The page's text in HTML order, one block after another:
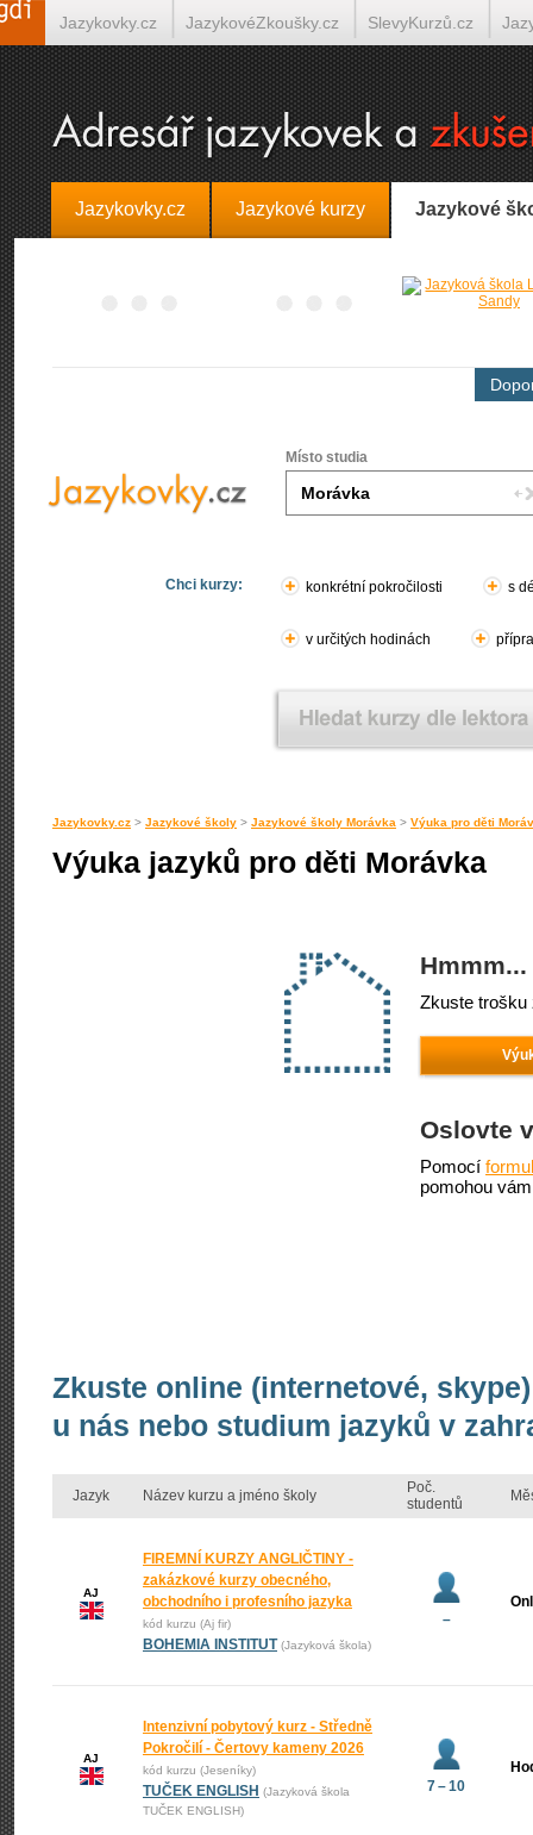
Jazykovky.cz Jazykové kurzy Jazykové
Místo studia
Chci kurzy: konkrétní pokročilosti s
v určitých hodinách
Jazykovky.cz > Jazykové školy > Jazykové školy Morávka > Výuka pro děti
Výuka jazyků pro děti Morávka
Zkuste trošku
Oslovte
Pomocí
pomohou
Zkuste online (internetové,
u nás nebo studium jazyků v
Jazyk Název kurzu a jméno školy
Poč.
studentů
AJ
FIREMNÍ KURZY ANGLIČTINY -
zakázkové kurzy obecného,
obchodního i profesního jazyka
kód kurzu (Aj fir)
BOHEMIA INSTITUT (Jazyková škola)
–
AJ
Intenzivní pobytový kurz - Středně
Pokročilí - Čertovy kameny 2026
kód kurzu (Jeseníky)
TUČEK ENGLISH (Jazyková škola
TUČEK ENGLISH)
7 – 10
Jazykovky.cz JazykovéZkoušky.cz SlevyKurzů.cz
Španělština on-line Italština on-line Tlumočení-